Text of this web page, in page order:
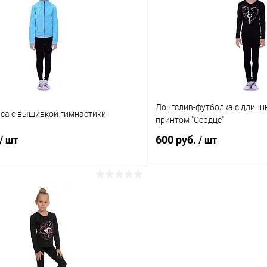
Черный
с вышивкой гимнастики
/ шт
В корзину
Лонгслив-футболка с
принтом "Сердце"
600 руб. / шт